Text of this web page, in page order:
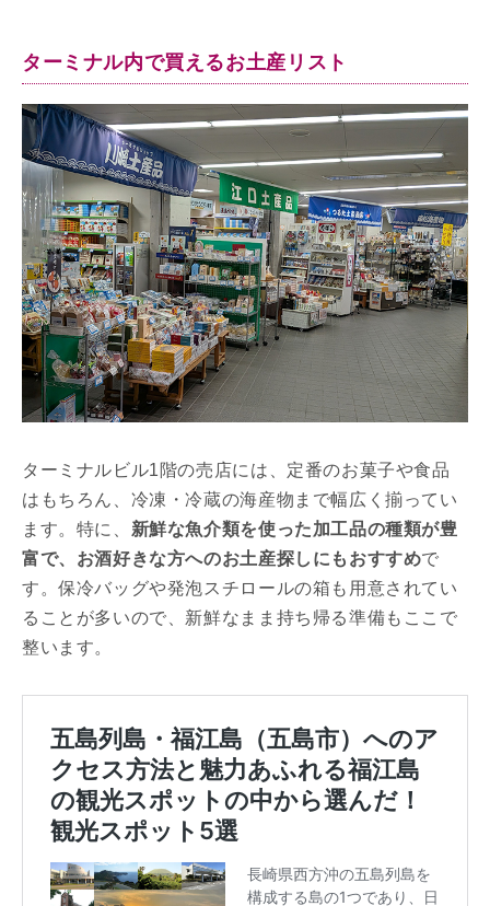
ターミナル内で買えるお土産リスト
ターミナルビル1階の売店には、定番のお菓子や食品
はもちろん、冷凍・冷蔵の海産物まで幅広く揃ってい
ます。特に、 新鮮な魚介類を使った加工品の種類が豊
富で、お酒好きな方へのお土産探しにもおすすめで
す。保冷バッグや発泡スチロールの箱も用意されてい
ることが多いので、新鮮なまま持ち帰る準備もここで
整います。